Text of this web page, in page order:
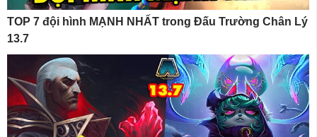
TOP 7 đội hình MẠNH NHẤT trong Đấu Trường Chân Lý
13.7